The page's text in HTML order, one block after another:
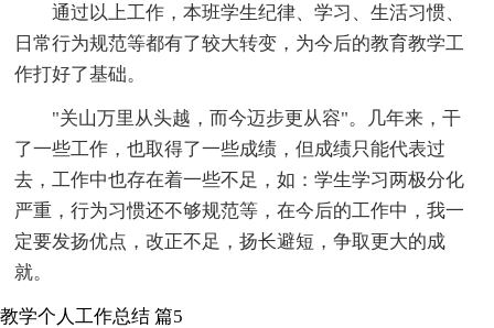
通过以上工作，本班学生纪律、学习、生活习惯、
日常行为规范等都有了较大转变，为今后的教育教学工
作打好了基础。
"关山万里从头越，而今迈步更从容"。几年来，干
了一些工作，也取得了一些成绩，但成绩只能代表过
去，工作中也存在着一些不足，如：学生学习两极分化
严重，行为习惯还不够规范等，在今后的工作中，我一
定要发扬优点，改正不足，扬长避短，争取更大的成
就。
教学个人工作总结 篇5